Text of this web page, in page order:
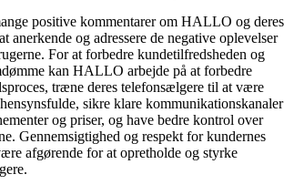
positive kommentarer om HALLO og deres
anerkende og adressere de negative oplevelser
For at forbedre kundetilfredsheden og
kan HALLO arbejde på at forbedre
træne deres telefonsælgere til at være
sikre klare kommunikationskanaler
og priser, og have bedre kontrol over
Gennemsigtighed og respekt for kundernes
afgørende for at opretholde og styrke